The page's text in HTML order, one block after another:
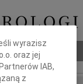
wyrazisz
oraz jej
IAB,
z